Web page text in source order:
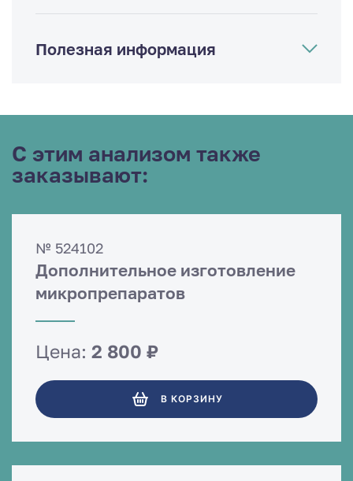
Полезная информация
С этим анализом также
заказывают:
№ 524102
Дополнительное изготовление
микропрепаратов
Цена: 2 800 ₽
В КОРЗИНУ